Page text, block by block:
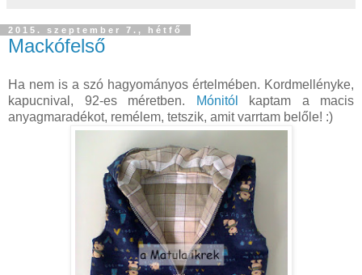
2015. szeptember 7., hétfő
Mackófelső
Ha nem is a szó hagyományos értelmében. Kordmellényke,
kapucnival, 92-es méretben.
Mónitól
kaptam a macis
anyagmaradékot, remélem, tetszik, amit varrtam belőle! :)